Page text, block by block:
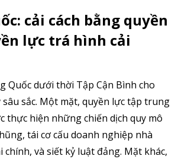
cải cách bằng quyền
lực trá hình cải
Quốc dưới thời Tập Cận Bình cho
sắc. Một mặt, quyền lực tập trung
thực hiện những chiến dịch quy mô
tái cơ cấu doanh nghiệp nhà
chính, và siết kỷ luật đảng. Mặt khác,